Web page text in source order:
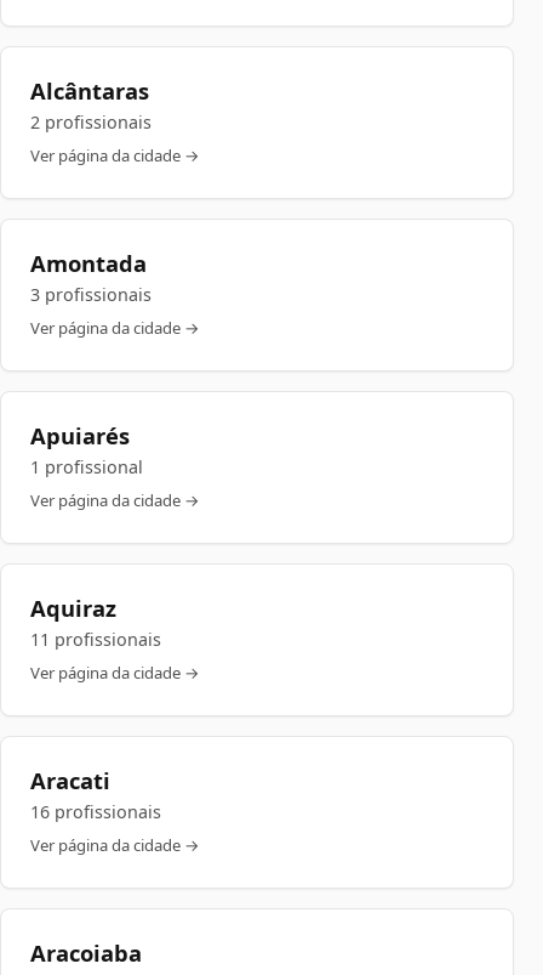
Alcântaras
2 profissionais
Ver página da cidade →
Amontada
3 profissionais
Ver página da cidade →
Apuiarés
1 profissional
Ver página da cidade →
Aquiraz
11 profissionais
Ver página da cidade →
Aracati
16 profissionais
Ver página da cidade →
Aracoiaba